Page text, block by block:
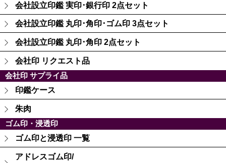
会社設立印鑑 実印･銀行印 2点セット
会社設立印鑑 丸印･角印･ゴム印 3点セット
会社設立印鑑 丸印･角印 2点セット
会社印 リクエスト品
会社印 サプライ品
印鑑ケース
朱肉
ゴム印・浸透印
ゴム印と浸透印 一覧
アドレスゴム印/